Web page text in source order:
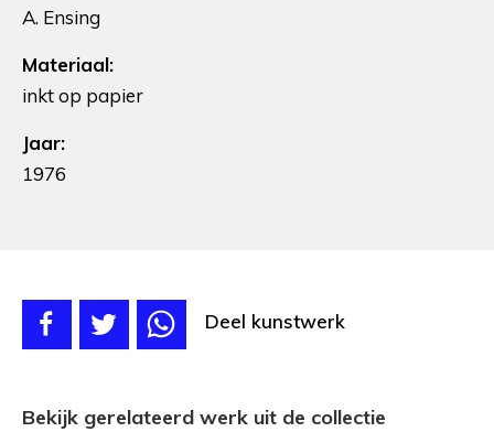
A. Ensing
Materiaal:
inkt op papier
Jaar:
1976
Deel kunstwerk
Bekijk gerelateerd werk uit de collectie